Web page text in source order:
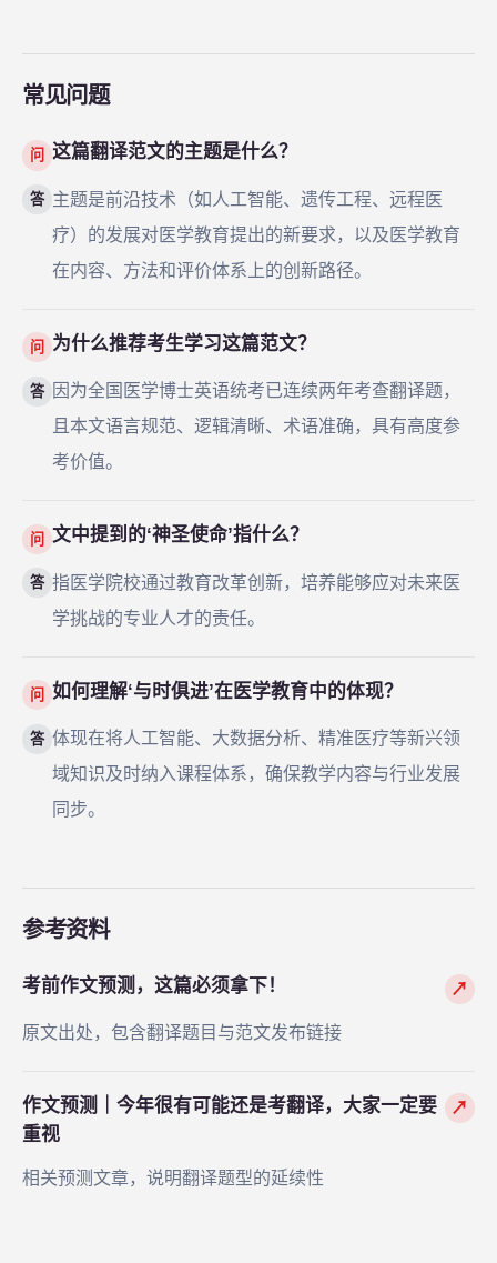
常见问题
问 这篇翻译范文的主题是什么？
答 主题是前沿技术（如人工智能、遗传工程、远程医
疗）的发展对医学教育提出的新要求，以及医学教育
在内容、方法和评价体系上的创新路径。
问 为什么推荐考生学习这篇范文？
答
因为全国医学博士英语统考已连续两年考查翻译题，
且本文语言规范、逻辑清晰、术语准确，具有高度参
考价值。
问 文中提到的‘神圣使命’指什么？
答 指医学院校通过教育改革创新，培养能够应对未来医
学挑战的专业人才的责任。
问 如何理解‘与时俱进’在医学教育中的体现？
答 体现在将人工智能、大数据分析、精准医疗等新兴领
域知识及时纳入课程体系，确保教学内容与行业发展
同步。
参考资料
考前作文预测，这篇必须拿下！ ↗
原文出处，包含翻译题目与范文发布链接
作文预测｜今年很有可能还是考翻译，大家一定要
重视
↗
相关预测文章，说明翻译题型的延续性